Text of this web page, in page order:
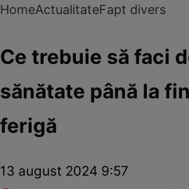
HomeActualitateFapt divers
Ce trebuie să faci
sănătate până la
ferigă
13 august 2024 9:57